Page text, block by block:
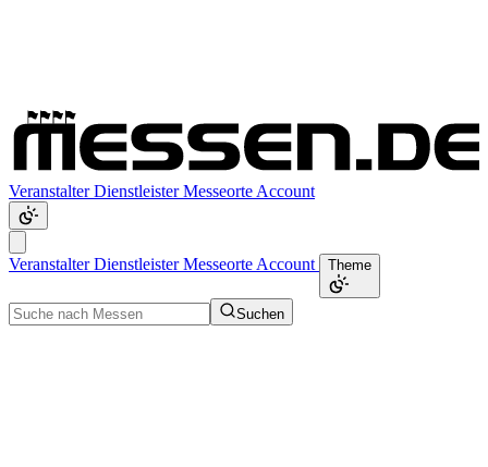
VeranstalterDienstleisterMesseorte Account
VeranstalterDienstleisterMesseorte Account Theme
Suchen